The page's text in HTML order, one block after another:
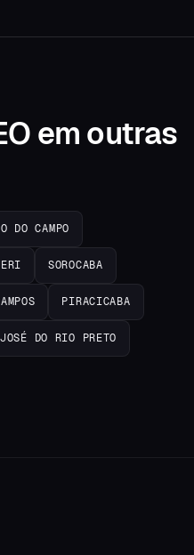
em outras
DO CAMPO
SOROCABA
PIRACICABA
DO RIO PRETO